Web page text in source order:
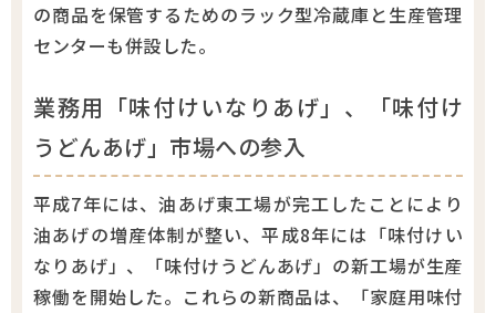
の商品を保管するためのラック型冷蔵庫と生産管理
センターも併設した。
業務用「味付けいなりあげ」、「味付け
うどんあげ」市場への参入
平成7年には、油あげ東工場が完工したことにより
油あげの増産体制が整い、平成8年には「味付けい
なりあげ」、「味付けうどんあげ」の新工場が生産
稼働を開始した。これらの新商品は、「家庭用味付